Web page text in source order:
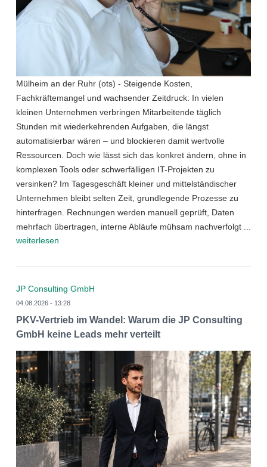
Mülheim an der Ruhr (ots) - Steigende Kosten,
Fachkräftemangel und wachsender Zeitdruck: In vielen
kleinen Unternehmen verbringen Mitarbeitende täglich
Stunden mit wiederkehrenden Aufgaben, die längst
automatisierbar wären – und blockieren damit wertvolle
Ressourcen. Doch wie lässt sich das konkret ändern, ohne in
komplexen Tools oder schwerfälligen IT-Projekten zu
versinken? Im Tagesgeschäft kleiner und mittelständischer
Unternehmen bleibt selten Zeit, grundlegende Prozesse zu
hinterfragen. Rechnungen werden manuell geprüft, Daten
mehrfach übertragen, interne Abläufe mühsam nachverfolgt ...
weiterlesen
JP Consulting GmbH
04.08.2026 - 13:28
PKV-Vertrieb im Wandel: Warum die JP Consulting
GmbH keine Leads mehr verteilt